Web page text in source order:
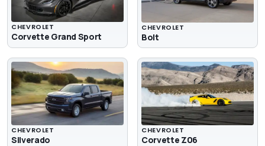
CHEVROLET
Corvette Grand Sport
CHEVROLET
Bolt
CHEVROLET
Silverado
CHEVROLET
Corvette Z06